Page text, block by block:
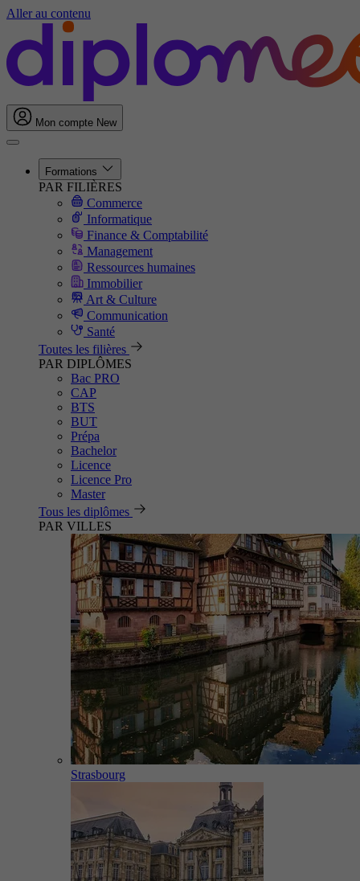
Aller au contenu
Mon compte New
Formations
PAR FILIÈRES
Commerce
Informatique
Finance & Comptabilité
Management
Ressources humaines
Immobilier
Art & Culture
Communication
Santé
Toutes les filières
PAR DIPLÔMES
Bac PRO
CAP
BTS
BUT
Prépa
Bachelor
Licence
Licence Pro
Master
Tous les diplômes
PAR VILLES
Strasbourg